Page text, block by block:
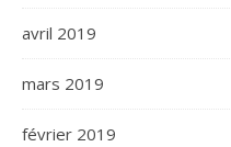
avril 2019
mars 2019
février 2019